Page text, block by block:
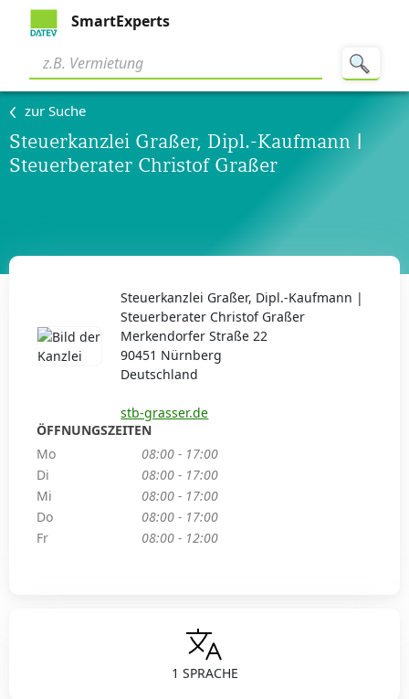
SmartExperts
zur Suche
Steuerkanzlei Graßer, Dipl.-Kaufmann |
Steuerberater Christof Graßer
1 SPRACHE
Steuerkanzlei Graßer, Dipl.-Kaufmann |
Steuerberater Christof Graßer
Merkendorfer Straße 22
90451 Nürnberg
Deutschland
stb-grasser.de
ÖFFNUNGSZEITEN
Mo
08:00 - 17:00
Di
08:00 - 17:00
Mi
08:00 - 17:00
Do
08:00 - 17:00
Fr
08:00 - 12:00